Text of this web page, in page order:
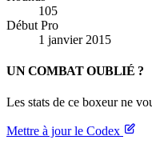
105
Début Pro
1 janvier 2015
UN COMBAT OUBLIÉ ?
Les stats de ce boxeur ne
Mettre à jour le Codex